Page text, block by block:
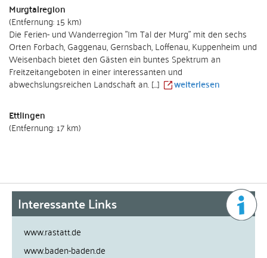
Murgtalregion
(Entfernung: 15 km)
Die Ferien- und Wanderregion "Im Tal der Murg" mit den sechs
Orten Forbach, Gaggenau, Gernsbach, Loffenau, Kuppenheim und
Weisenbach bietet den Gästen ein buntes Spektrum an
Freitzeitangeboten in einer interessanten und
abwechslungsreichen Landschaft an. [...]
weiterlesen
Ettlingen
(Entfernung: 17 km)
Interessante Links
www.rastatt.de
www.baden-baden.de